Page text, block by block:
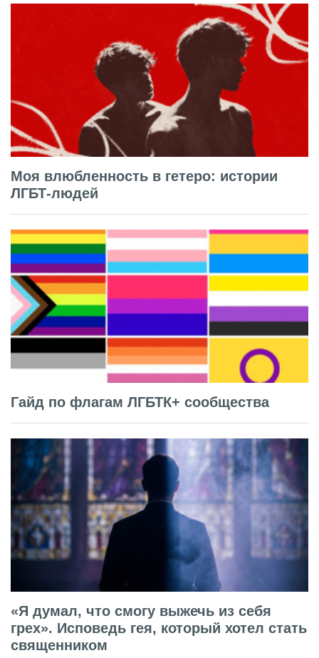
Моя влюбленность в гетеро: истории
ЛГБТ-людей
Гайд по флагам ЛГБТК+ сообщества
«Я думал, что смогу выжечь из себя
грех». Исповедь гея, который хотел стать
священником